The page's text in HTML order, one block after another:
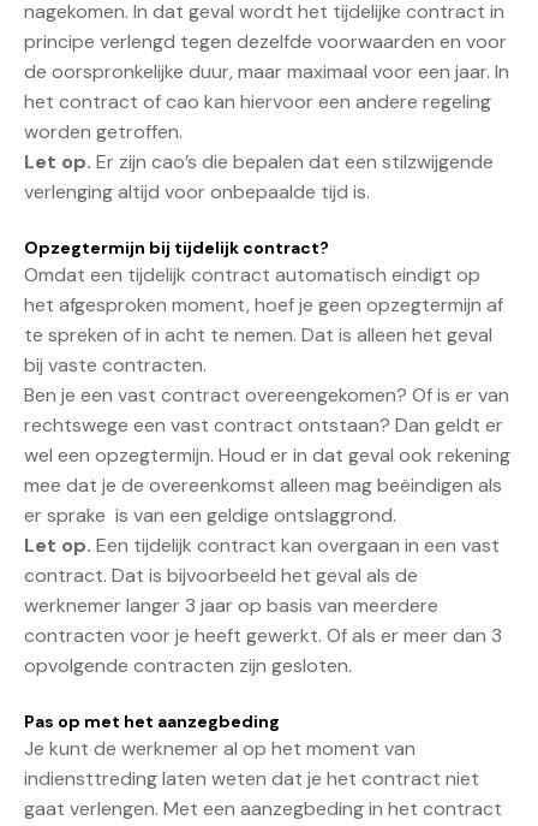
nagekomen. In dat geval wordt het tijdelijke contract in
principe verlengd tegen dezelfde voorwaarden en voor
de oorspronkelijke duur, maar maximaal voor een jaar. In
het contract of cao kan hiervoor een andere regeling
worden getroffen.
Let op. Er zijn cao’s die bepalen dat een stilzwijgende
verlenging altijd voor onbepaalde tijd is.
Opzegtermijn bij tijdelijk contract?
Omdat een tijdelijk contract automatisch eindigt op
het afgesproken moment, hoef je geen opzegtermijn af
te spreken of in acht te nemen. Dat is alleen het geval
bij vaste contracten.
Ben je een vast contract overeengekomen? Of is er van
rechtswege een vast contract ontstaan? Dan geldt er
wel een opzegtermijn. Houd er in dat geval ook rekening
mee dat je de overeenkomst alleen mag beëindigen als
er sprake is van een geldige ontslaggrond.
Let op. Een tijdelijk contract kan overgaan in een vast
contract. Dat is bijvoorbeeld het geval als de
werknemer langer 3 jaar op basis van meerdere
contracten voor je heeft gewerkt. Of als er meer dan 3
opvolgende contracten zijn gesloten.
Pas op met het aanzegbeding
Je kunt de werknemer al op het moment van
indiensttreding laten weten dat je het contract niet
gaat verlengen. Met een aanzegbeding in het contract